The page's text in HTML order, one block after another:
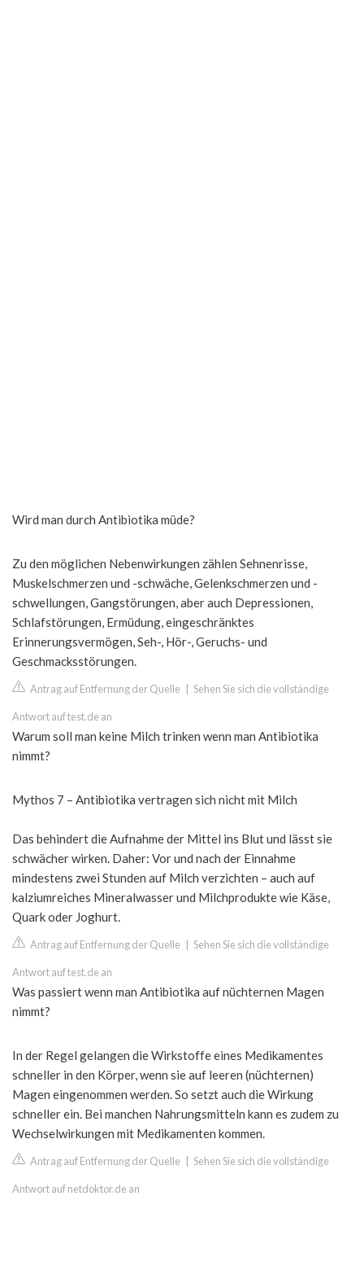
Wird man durch Antibiotika müde?
Zu den möglichen Nebenwirkungen zählen Sehnenrisse,
Muskelschmerzen und -schwäche, Gelenkschmerzen und -
schwellungen, Gangstörungen, aber auch Depressionen,
Schlafstörungen, Ermüdung, eingeschränktes
Erinnerungsvermögen, Seh-, Hör-, Geruchs- und
Geschmacksstörungen.
Antrag auf Entfernung der Quelle Sehen Sie sich die vollständige
Antwort auf test.de an
Warum soll man keine Milch trinken wenn man Antibiotika
nimmt?
Mythos 7 – Antibiotika vertragen sich nicht mit Milch
Das behindert die Aufnahme der Mittel ins Blut und lässt sie
schwächer wirken. Daher: Vor und nach der Einnahme
mindestens zwei Stunden auf Milch verzichten – auch auf
kalziumreiches Mineralwasser und Milchprodukte wie Käse,
Quark oder Joghurt.
Antrag auf Entfernung der Quelle Sehen Sie sich die vollständige
Antwort auf test.de an
Was passiert wenn man Antibiotika auf nüchternen Magen
nimmt?
In der Regel gelangen die Wirkstoffe eines Medikamentes
schneller in den Körper, wenn sie auf leeren (nüchternen)
Magen eingenommen werden. So setzt auch die Wirkung
schneller ein. Bei manchen Nahrungsmitteln kann es zudem zu
Wechselwirkungen mit Medikamenten kommen.
Antrag auf Entfernung der Quelle Sehen Sie sich die vollständige
Antwort auf netdoktor.de an